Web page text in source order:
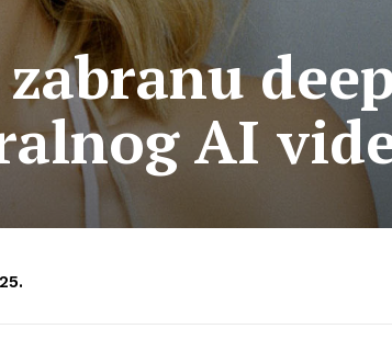
AI